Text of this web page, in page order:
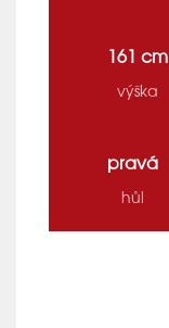
161 cm
výška
pravá
hůl